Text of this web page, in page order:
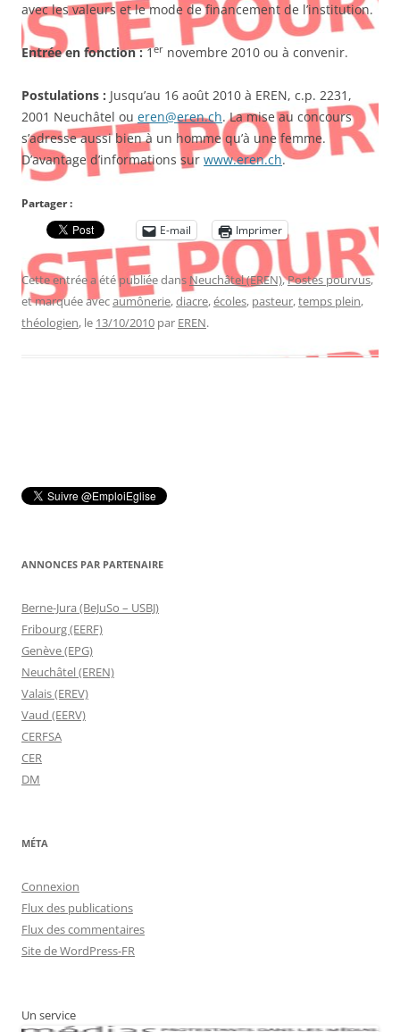
avec les valeurs et le mode de financement de l’institution.
Entrée en fonction :1er novembre 2010 ou à convenir.
Postulations : Jusqu’au 16 août 2010 à EREN, c.p. 2231,
2001 Neuchâtel ou eren@eren.ch. La mise au concours
s’adresse aussi bien à un homme qu’à une femme.
D’avantage d’informations sur www.eren.ch.
Partager :
E-mail
Imprimer
Cette entrée a été publiée dans Neuchâtel (EREN),Postes pourvus,
et marquée avecaumônerie,diacre,écoles, pasteur,temps plein,
théologien, le 13/10/2010 par EREN.
ANNONCES PAR PARTENAIRE
Berne-Jura (BeJuSo – USBJ)
Fribourg (EERF)
Genève (EPG)
Neuchâtel (EREN)
Valais (EREV)
Vaud (EERV)
CERFSA
CER
DM
MÉTA
Connexion
Flux des publications
Flux des commentaires
Site de WordPress-FR
Un service